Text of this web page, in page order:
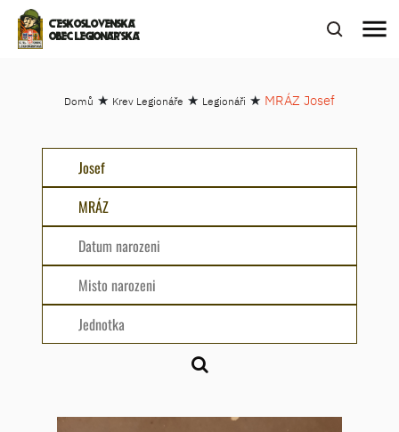
ČESKOSLOVENSKÁ
OBEC LEGIONÁŘSKÁ
menu
Domů ★ Krev Legionáře ★ Legionáři ★ MRÁZ Josef